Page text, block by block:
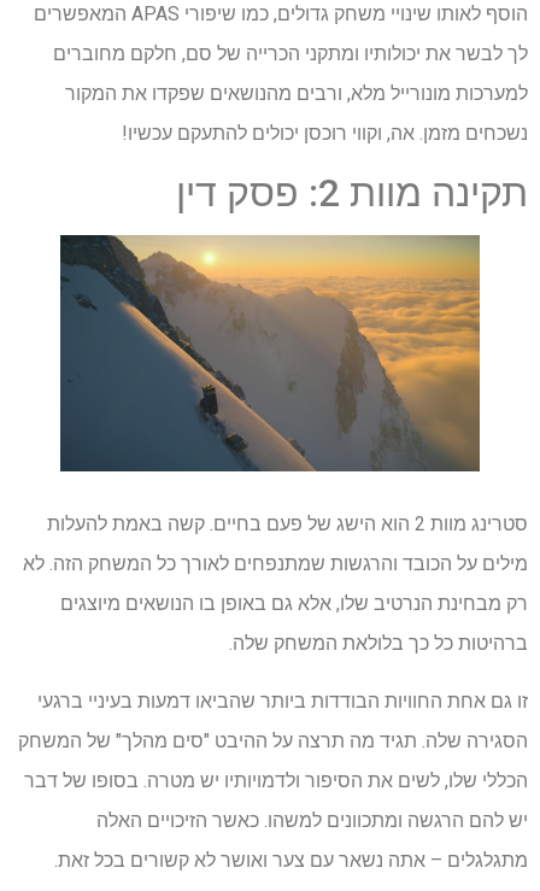
הוסף לאותו שינויי משחק גדולים, כמו שיפורי APAS המאפשרים
לך לבשר את יכולותיו ומתקני הכרייה של סם, חלקם מחוברים
למערכות מונורייל מלא, ורבים מהנושאים שפקדו את המקור
נשכחים מזמן. אה, וקווי רוכסן יכולים להתעקם עכשיו!
תקינה מוות 2: פסק דין
סטרינג מוות 2 הוא הישג של פעם בחיים. קשה באמת להעלות
מילים על הכובד והרגשות שמתנפחים לאורך כל המשחק הזה. לא
רק מבחינת הנרטיב שלו, אלא גם באופן בו הנושאים מיוצגים
ברהיטות כל כך בלולאת המשחק שלה.
זו גם אחת החוויות הבודדות ביותר שהביאו דמעות בעיניי ברגעי
הסגירה שלה. תגיד מה תרצה על ההיבט "סים מהלך" של המשחק
הכללי שלו, לשים את הסיפור ולדמויותיו יש מטרה. בסופו של דבר
יש להם הרגשה ומתכוונים למשהו. כאשר הזיכויים האלה
מתגלגלים – אתה נשאר עם צער ואושר לא קשורים בכל זאת.